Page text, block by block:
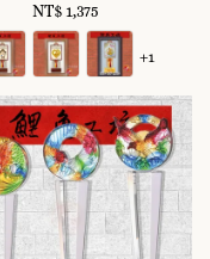
Regular
price
NT$ 1,375
+1